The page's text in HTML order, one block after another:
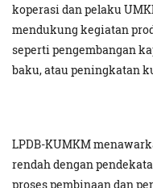
koperasi dan pelaku
mendukung kegiatan
seperti pengembangan
baku, atau peningkatan
LPDB-KUMKM
rendah dengan
proses pembinaan dan